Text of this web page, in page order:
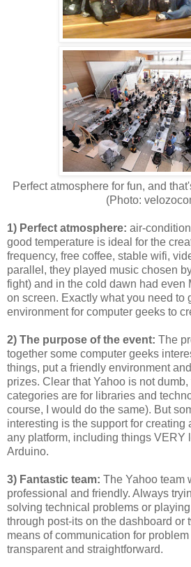
Perfect atmosphere for fun, and
(Photo:
1) Perfect atmosphere: air-
good temperature is ideal for the
frequency, free coffee, stable wifi,
parallel, they played music chosen
fight) and in the cold dawn had even
on screen. Exactly what you need to
environment for computer geeks to
2) The purpose of the event: The
together some computer geeks
things, put a friendly environment
prizes. Clear that Yahoo is not
categories are for libraries and
course, I would do the same). But
interesting is the support for creating
any platform, including things VERY
Arduino.
3) Fantastic team: The Yahoo team
professional and friendly. Always
solving technical problems or
through post-its on the dashboard or
means of communication for
transparent and straightforward.